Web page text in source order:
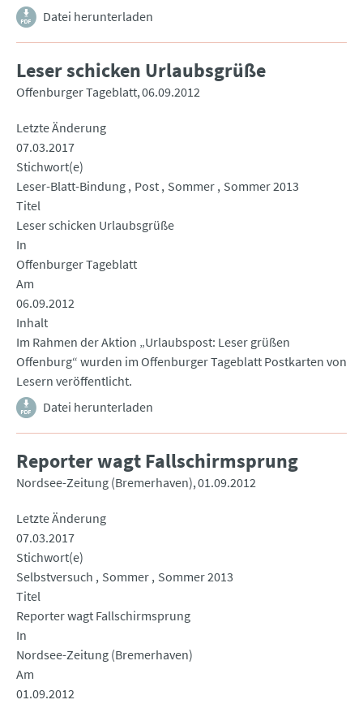
Datei herunterladen
Leser schicken Urlaubsgrüße
Offenburger Tageblatt 06.09.2012
Letzte Änderung
07.03.2017
Stichwort(e)
Leser-Blatt-Bindung Post Sommer Sommer 2013
Titel
Leser schicken Urlaubsgrüße
In
Offenburger Tageblatt
Am
06.09.2012
Inhalt
Im Rahmen der Aktion „Urlaubspost: Leser grüßen
Offenburg“ wurden im Offenburger Tageblatt Postkarten von
Lesern veröffentlicht.
Datei herunterladen
Reporter wagt Fallschirmsprung
Nordsee-Zeitung (Bremerhaven) 01.09.2012
Letzte Änderung
07.03.2017
Stichwort(e)
Selbstversuch
Sommer Sommer 2013
Titel
Reporter wagt Fallschirmsprung
In
Nordsee-Zeitung (Bremerhaven)
Am
01.09.2012